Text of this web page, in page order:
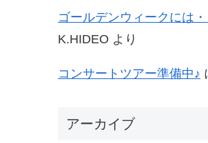
ゴールデンウィークには・
K.HIDEO より
コンサートツアー準備中♪
アーカイブ